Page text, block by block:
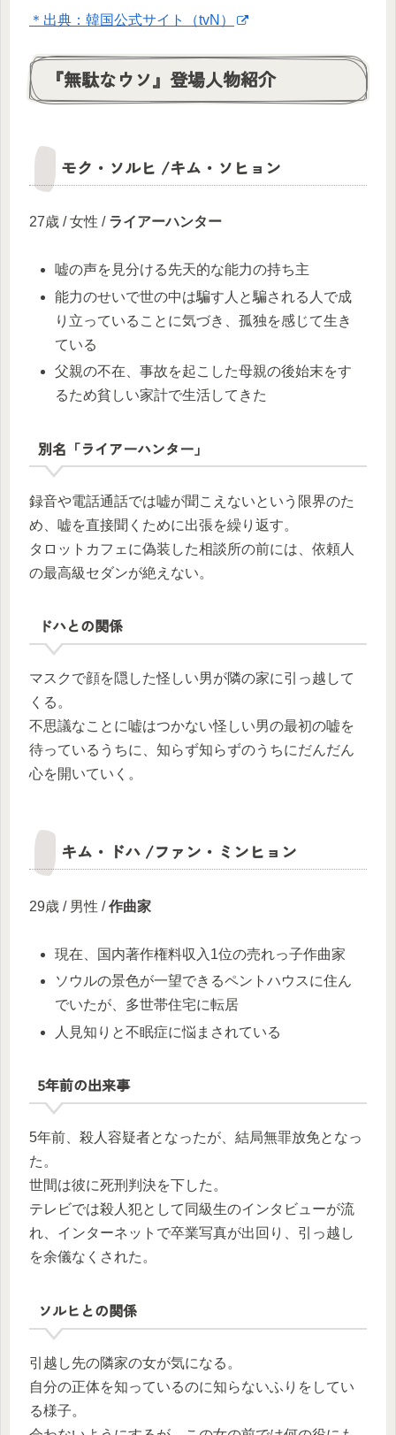
＊出典：韓国公式サイト（tvN）
『無駄なウソ』登場人物紹介
モク・ソルヒ /キム・ソヒョン
27歳 / 女性 / ライアーハンター
嘘の声を見分ける先天的な能力の持ち主
能力のせいで世の中は騙す人と騙される人で成
り立っていることに気づき、孤独を感じて生き
ている
父親の不在、事故を起こした母親の後始末をす
るため貧しい家計で生活してきた
別名「ライアーハンター」
録音や電話通話では嘘が聞こえないという限界のた
め、嘘を直接聞くために出張を繰り返す。
タロットカフェに偽装した相談所の前には、依頼人
の最高級セダンが絶えない。
ドハとの関係
マスクで顔を隠した怪しい男が隣の家に引っ越して
くる。
不思議なことに嘘はつかない怪しい男の最初の嘘を
待っているうちに、知らず知らずのうちにだんだん
心を開いていく。
キム・ドハ /ファン・ミンヒョン
29歳 / 男性 /作曲家
現在、国内著作権料収入1位の売れっ子作曲家
ソウルの景色が一望できるペントハウスに住ん
でいたが、多世帯住宅に転居
人見知りと不眠症に悩まされている
5年前の出来事
5年前、殺人容疑者となったが、結局無罪放免となっ
た。
世間は彼に死刑判決を下した。
テレビでは殺人犯として同級生のインタビューが流
れ、インターネットで卒業写真が出回り、引っ越し
を余儀なくされた。
ソルヒとの関係
引越し先の隣家の女が気になる。
自分の正体を知っているのに知らないふりをしてい
る様子。